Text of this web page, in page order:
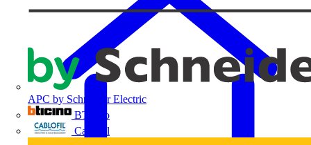
APC by Schneider Electric
BTicino
Cablofil